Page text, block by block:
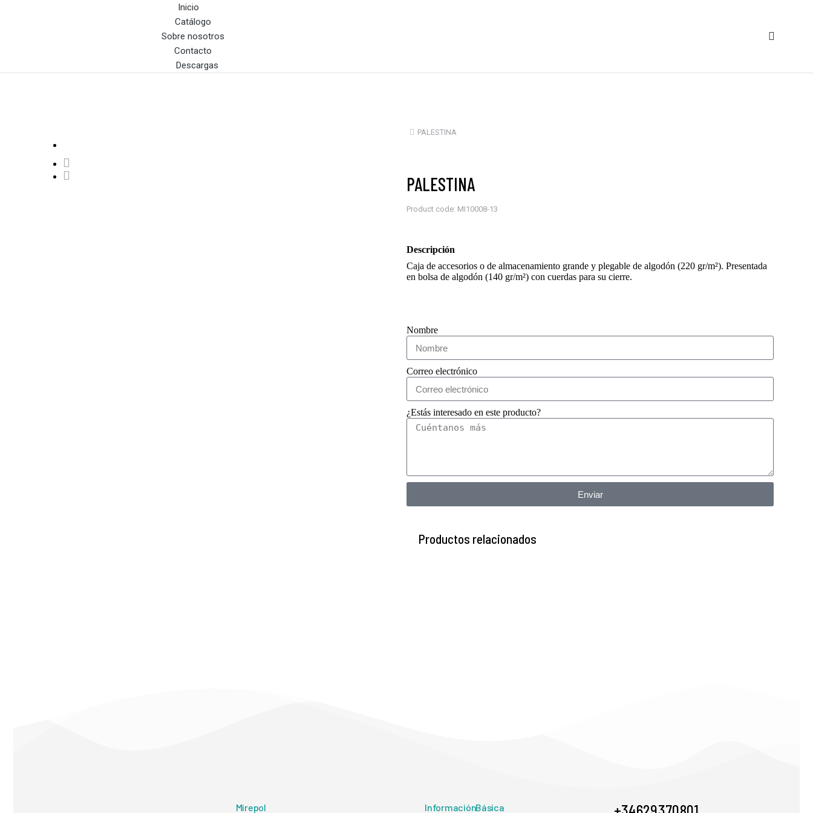
Inicio
Catálogo
Sobre nosotros
Contacto
Descargas
Estás aquí:
PALESTINA
PALESTINA
Product code: MI10008-13
Descripción
Caja de accesorios o de almacenamiento grande y plegable de algodón (220 gr/m²). Presentada
en bolsa de algodón (140 gr/m²) con cuerdas para su cierre.
Nombre
Correo electrónico
¿Estás interesado en este producto?
Enviar
Productos relacionados
Mirepol Información Básica